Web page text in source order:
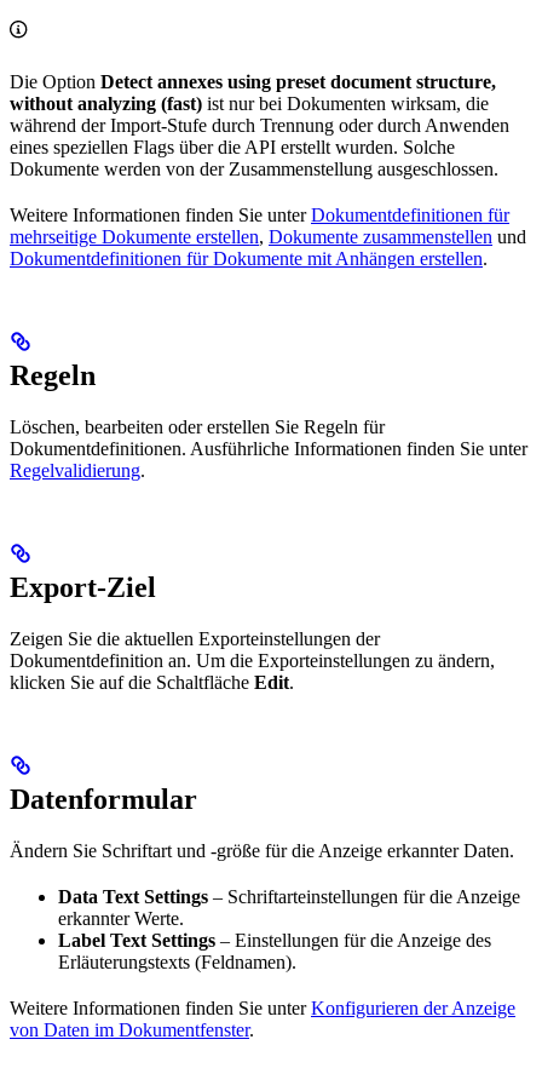
Die Option Detect annexes using preset document structure,
without analyzing (fast) ist nur bei Dokumenten wirksam, die
während der Import-Stufe durch Trennung oder durch Anwenden
eines speziellen Flags über die API erstellt wurden. Solche
Dokumente werden von der Zusammenstellung ausgeschlossen.
Weitere Informationen finden Sie unterDokumentdefinitionen für
mehrseitige Dokumente erstellen, Dokumente zusammenstellen und
Dokumentdefinitionen für Dokumente mit Anhängen erstellen.
Regeln
Löschen, bearbeiten oder erstellen Sie Regeln für
Dokumentdefinitionen. Ausführliche Informationen finden Sie unter
Regelvalidierung.
Export-Ziel
Zeigen Sie die aktuellen Exporteinstellungen der
Dokumentdefinition an. Um die Exporteinstellungen zu ändern,
klicken Sie auf die Schaltfläche Edit.
Datenformular
Ändern Sie Schriftart und -größe für die Anzeige erkannter Daten.
Data Text Settings – Schriftarteinstellungen für die Anzeige
erkannter Werte.
Label Text Settings – Einstellungen für die Anzeige des
Erläuterungstexts (Feldnamen).
Weitere Informationen finden Sie unterKonfigurieren der Anzeige
von Daten im Dokumentfenster.